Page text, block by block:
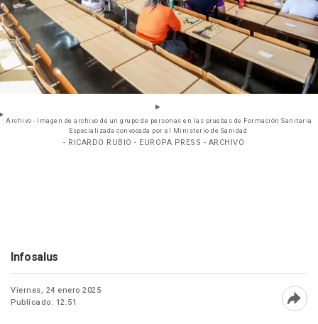
Archivo - Imagen de archivo de un grupo de personas en las pruebas de Formación Sanitaria
Especializada convocada por el Ministerio de Sanidad.
- RICARDO RUBIO - EUROPA PRESS - ARCHIVO
Infosalus
Viernes, 24 enero 2025
Publicado: 12:51